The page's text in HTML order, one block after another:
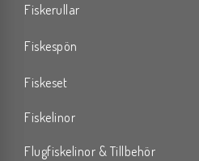
Fiskerullar
Fiskespön
Fiskeset
Fiskelinor
Flugfiskelinor & Tillbehör